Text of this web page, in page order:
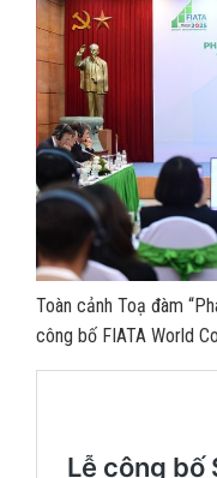
Toàn cảnh Toạ đàm
công bố FIATA World